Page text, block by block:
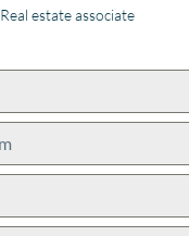
Real estate associate